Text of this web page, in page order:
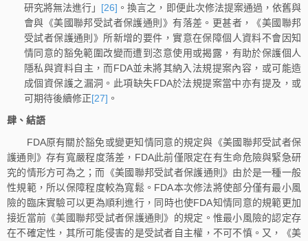
研究將無法進行」 [26] 。換言之，即便此次修法提案通過，依舊與
會與《美國聯邦受試者保護通則》有落差。更甚者，《美國聯邦
受試者保護通則》所新增的要件，實意在保障個人資料不會因知
情同意的豁免範圍改變而遭到恣意使用或揭露，有助於保護個人
隱私與資料自主，而FDA並未將其納入法規提案內容，或可能造
成個資保護之漏洞。此項缺失FDA於法規提案當中亦有提及，或
可期待後續修正[27] 。
肆、結語
FDA原有關於豁免或變更知情同意的規定與《美國聯邦受試者保
護通則》存有寬嚴程度落差，FDA此前僅限定在有生命危險與緊急研
究的情形方可為之；而《美國聯邦受試者保護通則》由於是一種一般
性規範，所以保障程度較為寬鬆。FDA本次修法將使部分僅有最小風
險的臨床實驗可以更為順利進行，同時也使FDA知情同意的規範更加
接近當前《美國聯邦受試者保護通則》的規定。惟最小風險的認定存
在不確定性，其所可能侵害的是受試者自主權，不可不慎。又，《美